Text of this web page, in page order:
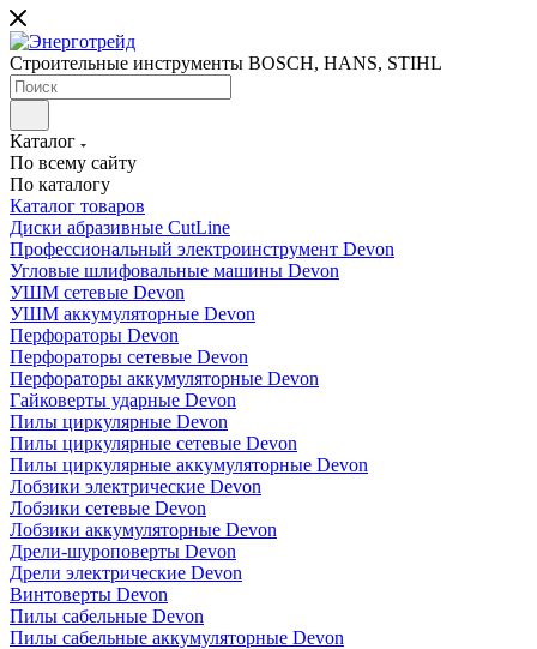
Строительные инструменты BOSCH, HANS, STIHL
Каталог
По всему сайту
По каталогу
Каталог товаров
Диски абразивные CutLine
Профессиональный электроинструмент Devon
Угловые шлифовальные машины Devon
УШМ сетевые Devon
УШМ аккумуляторные Devon
Перфораторы Devon
Перфораторы сетевые Devon
Перфораторы аккумуляторные Devon
Гайковерты ударные Devon
Пилы циркулярные Devon
Пилы циркулярные сетевые Devon
Пилы циркулярные аккумуляторные Devon
Лобзики электрические Devon
Лобзики сетевые Devon
Лобзики аккумуляторные Devon
Дрели-шуроповерты Devon
Дрели электрические Devon
Винтоверты Devon
Пилы сабельные Devon
Пилы сабельные аккумуляторные Devon